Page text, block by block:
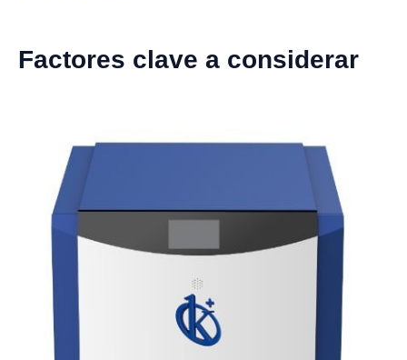
Factores clave a considerar